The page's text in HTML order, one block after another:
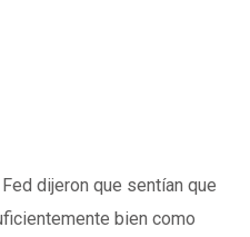
dijeron que sentían que
bien como